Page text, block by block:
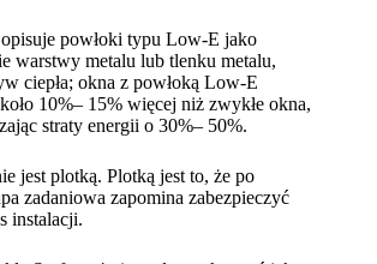
powłoki typu Low-E jako
warstwy metalu lub tlenku metalu,
ciepła; okna z powłoką Low-E
10%– 15% więcej niż zwykłe okna,
straty energii o 30%– 50%.
jest plotką. Plotką jest to, że po
zadaniowa zapomina zabezpieczyć
instalacji.